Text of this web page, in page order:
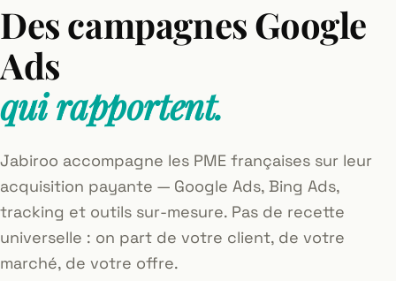
Des campagnes Google
Ads
qui rapportent.
Jabiroo accompagne les PME françaises sur leur
acquisition payante — Google Ads, Bing Ads,
tracking et outils sur-mesure. Pas de recette
universelle : on part de votre client, de votre
marché, de votre offre.